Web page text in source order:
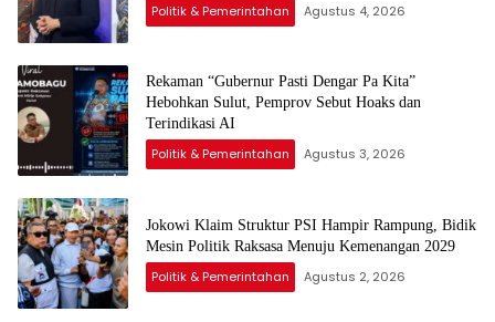
Politik & Pemerintahan Agustus 4, 2026
Rekaman “Gubernur Pasti Dengar Pa Kita”
Hebohkan Sulut, Pemprov Sebut Hoaks dan
Terindikasi AI
Politik & Pemerintahan Agustus 3, 2026
Jokowi Klaim Struktur PSI Hampir Rampung, Bidik
Mesin Politik Raksasa Menuju Kemenangan 2029
Politik & Pemerintahan Agustus 2, 2026